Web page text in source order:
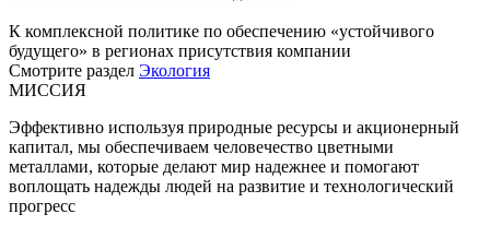
К комплексной политике по обеспечению «устойчивого
будущего» в регионах присутствия компании
Смотрите раздел Экология
МИССИЯ
Эффективно используя природные ресурсы и акционерный
капитал, мы обеспечиваем человечество цветными
металлами, которые делают мир надежнее и помогают
воплощать надежды людей на развитие и технологический
прогресс